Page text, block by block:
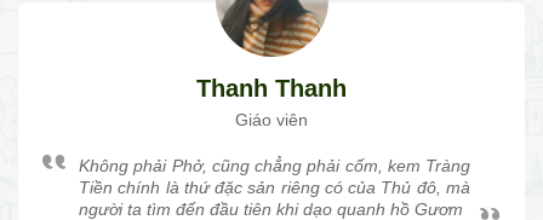
Thanh Thanh
Giáo viên
Không phải Phở, cũng chẳng phải cốm, kem Tràng
Tiền chính là thứ đặc sản riêng có của Thủ đô, mà
người ta tìm đến đầu tiên khi dạo quanh hồ Gươm